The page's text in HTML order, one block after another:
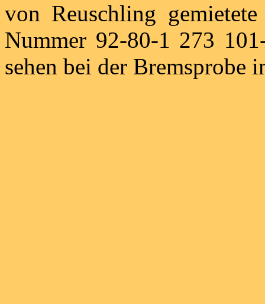
von Reuschling
Nummer 92-80-1 273
sehen bei der Bremsprobe